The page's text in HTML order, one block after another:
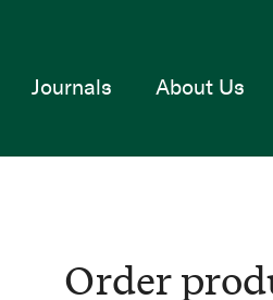
Journals About Us
Order